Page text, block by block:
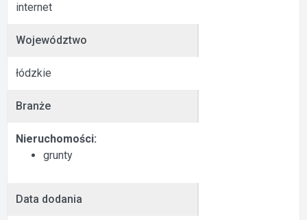
internet
Województwo
łódzkie
Branże
Nieruchomości:
grunty
Data dodania